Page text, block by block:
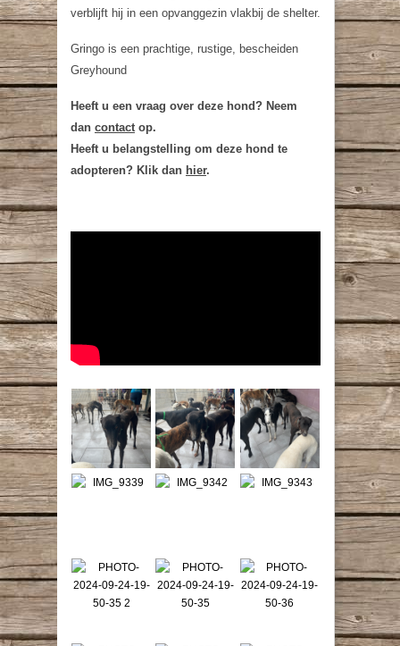
verblijft hij in een opvanggezin vlakbij de shelter.
Gringo is een prachtige, rustige, bescheiden
Greyhound
Heeft u een vraag over deze hond? Neem
dan contactop.
Heeft u belangstelling om deze hond te
adopteren? Klik dan hier.